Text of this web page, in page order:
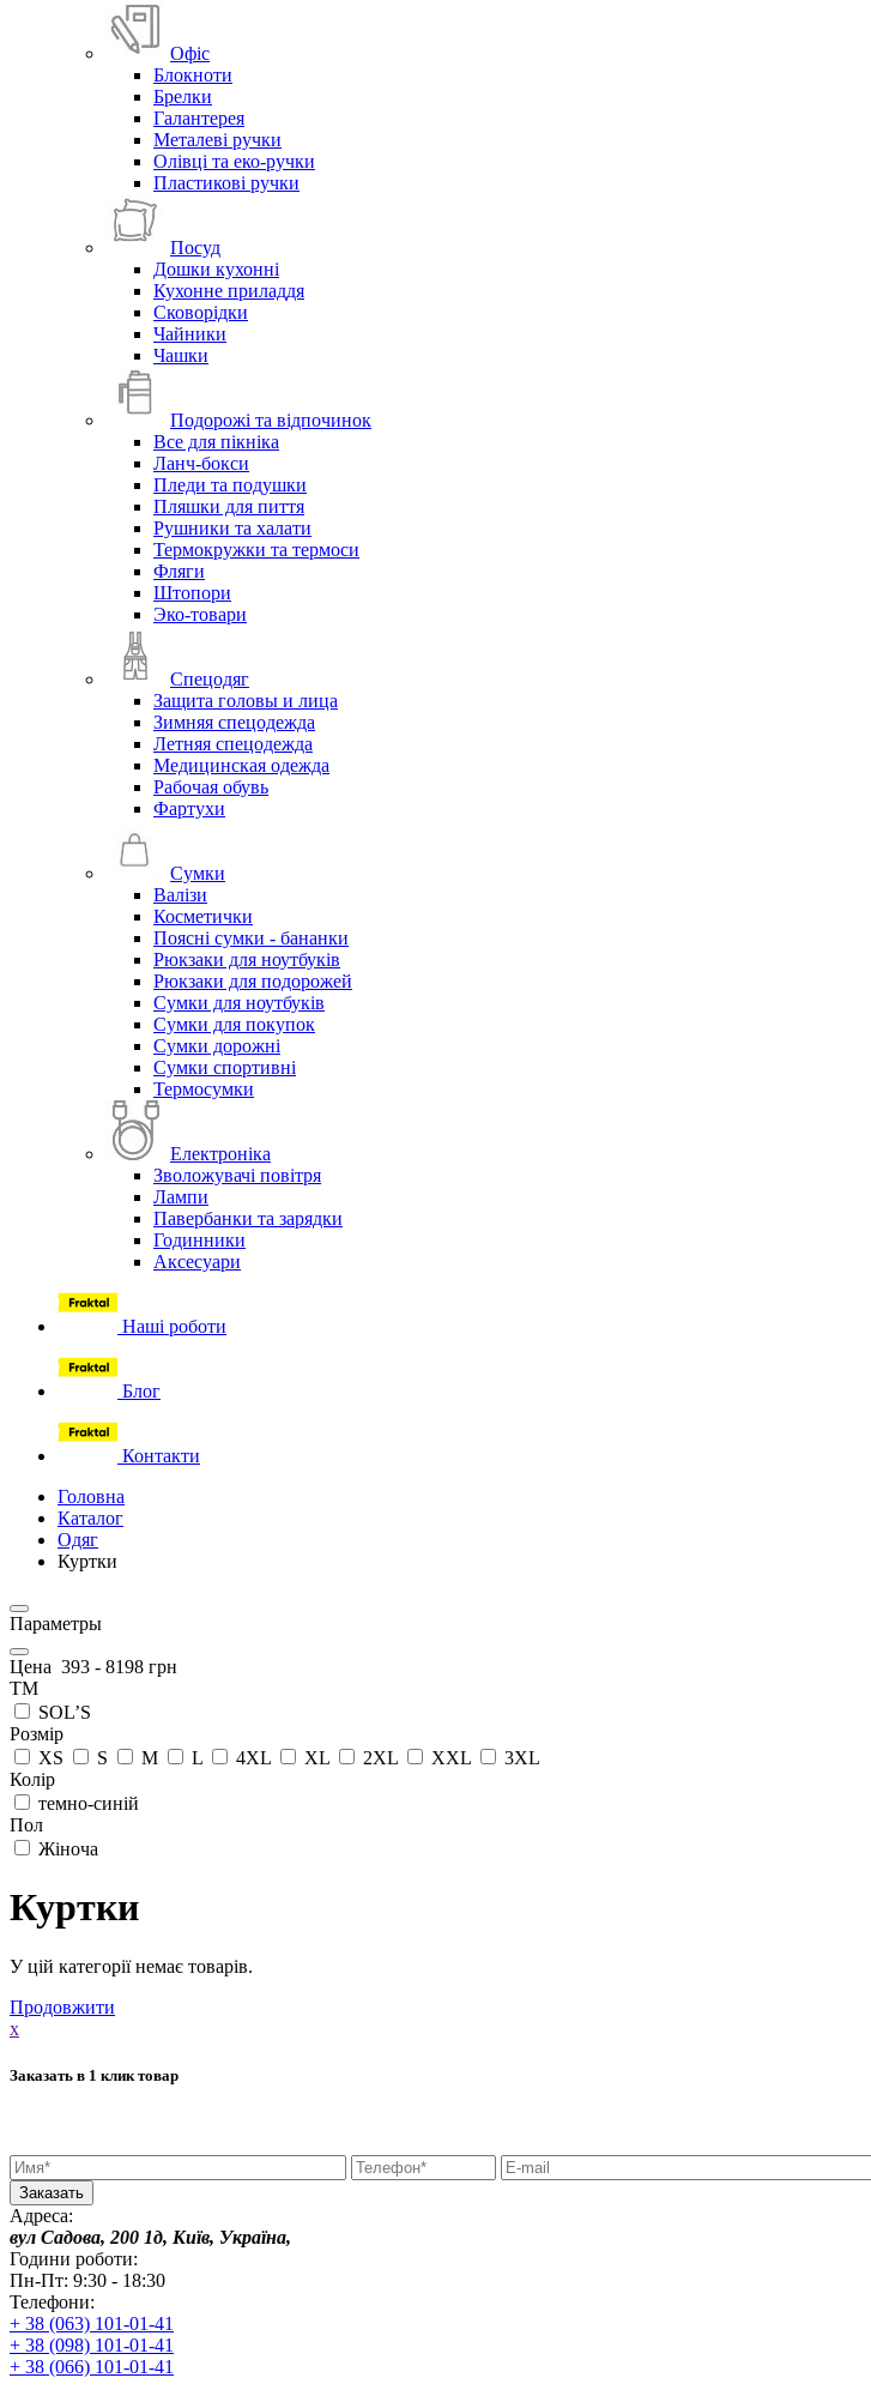
Офіс
Блокноти
Брелки
Галантерея
Металеві ручки
Олівці та еко-ручки
Пластикові ручки
Посуд
Дошки кухонні
Кухонне приладдя
Сковорідки
Чайники
Чашки
Подорожі та відпочинок
Все для пікніка
Ланч-бокси
Пледи та подушки
Пляшки для пиття
Рушники та халати
Термокружки та термоси
Фляги
Штопори
Эко-товари
Спецодяг
Защита головы и лица
Зимняя спецодежда
Летняя спецодежда
Медицинская одежда
Рабочая обувь
Фартухи
Сумки
Валізи
Косметички
Поясні сумки - бананки
Рюкзаки для ноутбуків
Рюкзаки для подорожей
Сумки для ноутбуків
Сумки для покупок
Сумки дорожні
Сумки спортивні
Термосумки
Електроніка
Зволожувачі повітря
Лампи
Павербанки та зарядки
Годинники
Аксесуари
Наші роботи
Блог
Контакти
Головна
Каталог
Одяг
Куртки
Параметры
Цена 393 - 8198 грн
ТМ
SOL’S
Розмір
XS
S M L 4XL XL 2XL XXL
3XL
Колір
темно-синій
Пол
Жіноча
Куртки
У цій категорії немає товарів.
Продовжити
x
Заказать в 1 клик товар
Адреса:
вул Садова, 200 1д, Київ, Україна,
Години роботи:
Пн-Пт: 9:30 - 18:30
Телефони:
+ 38 (063) 101-01-41
+ 38 (098) 101-01-41
+ 38 (066) 101-01-41